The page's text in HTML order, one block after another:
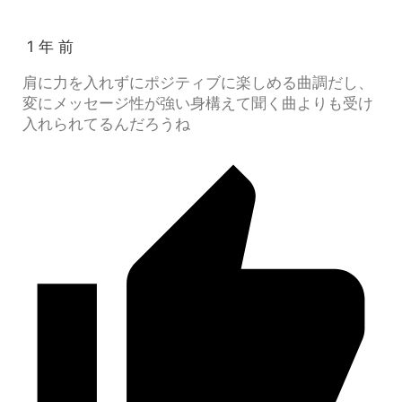
1 年 前
肩に力を入れずにポジティブに楽しめる曲調だし、
変にメッセージ性が強い身構えて聞く曲よりも受け
入れられてるんだろうね